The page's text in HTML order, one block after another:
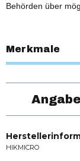
Behörden über
Merkmale
HIKMICRO